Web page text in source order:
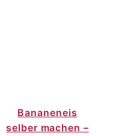
Bananeneis
selber machen –